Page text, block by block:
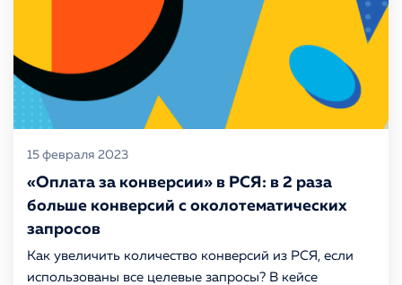
15 февраля 2023
«Оплата за конверсии» в РСЯ: в 2 раза
больше конверсий с околотематических
запросов
Как увеличить количество конверсий из РСЯ, если
использованы все целевые запросы? В кейсе